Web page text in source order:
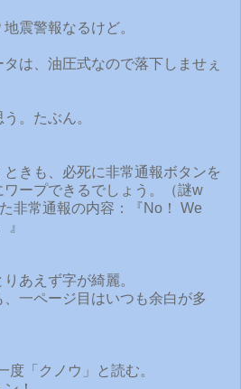
震警報なるけど。
は、油圧式なので落下しませぇ
。たぶん。
きも、必死に非常通報ボタンを
ープできるでしょう。（謎w
非常通報の内容：『No！ We
あえず字が綺麗。
一ページ目はいつも余白が多
度「クノウ」と読む。